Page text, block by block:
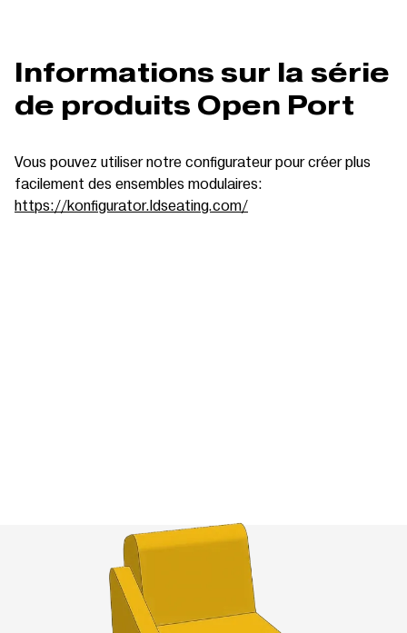
Informations sur la série
de produits Open Port
Vous pouvez utiliser notre configurateur pour créer plus
facilement des ensembles modulaires:
https://konfigurator.ldseating.com/